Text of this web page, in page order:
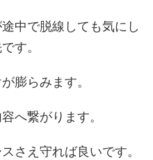
中で脱線しても気にし
す。
膨らみます。
へ繋がります。
さえ守れば良いです。